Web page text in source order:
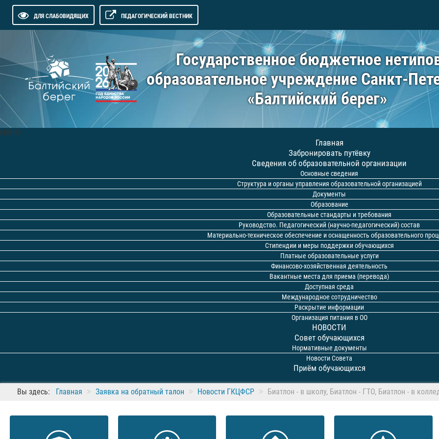
ДЛЯ СЛАБОВИДЯЩИХ ПЕДАГОГИЧЕСКИЙ ВЕСТНИК
Государственное бюджетное
образовательное учреждение Санкт-
«Балтийский берег»
МЕНЮ
Главная
Забронировать путёвку
Сведения об образовательной организации
Основные сведения
Структура и органы управления образовательной организацией
Документы
Образование
Образовательные стандарты и требования
Руководство. Педагогический (научно-педагогический) состав
Материально-техническое обеспечение и оснащенность образовательного
Стипендии и меры поддержки обучающихся
Платные образовательные услуги
Финансово-хозяйственная деятельность
Вакантные места для приема (перевода)
Доступная среда
Международное сотрудничество
Раскрытие информации
Организация питания в ОО
НОВОСТИ
Совет обучающихся
Нормативные документы
Новости Совета
Приём обучающихся
Вы здесь: Главная Заявка на обратный талон Новости ГКЦФСР Биатлон - в школу, Биатлон - ГТО, Биатлон - в